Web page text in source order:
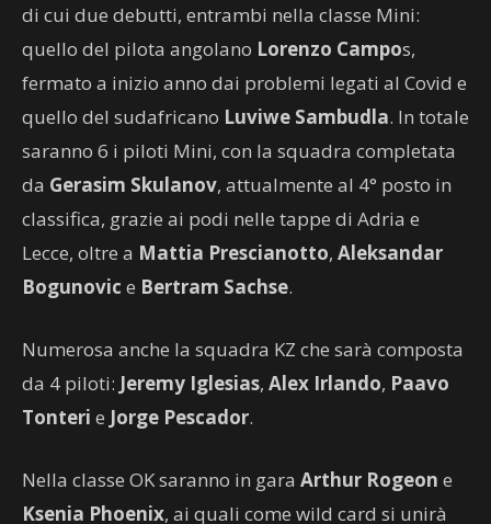
di cui due debutti, entrambi nella classe Mini:
quello del pilota angolano Lorenzo Campos,
fermato a inizio anno dai problemi legati al Covid e
quello del sudafricano Luviwe Sambudla. In totale
saranno 6 i piloti Mini, con la squadra completata
da Gerasim Skulanov, attualmente al 4° posto in
classifica, grazie ai podi nelle tappe di Adria e
Lecce, oltre a Mattia Prescianotto, Aleksandar
Bogunovic e Bertram Sachse.
Numerosa anche la squadra KZ che sarà composta
da 4 piloti: Jeremy Iglesias, Alex Irlando, Paavo
Tonteri e Jorge Pescador.
Nella classe OK saranno in gara Arthur Rogeon e
Ksenia Phoenix, ai quali come wild card si unirà